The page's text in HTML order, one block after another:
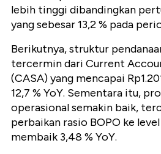
lebih tinggi dibandingkan
yang sebesar 13,2 % pada
Berikutnya, struktur
tercermin dari Current
(CASA) yang mencapai
12,7 % YoY. Sementara itu,
operasional semakin baik,
perbaikan rasio BOPO ke
membaik 3,48 % YoY.